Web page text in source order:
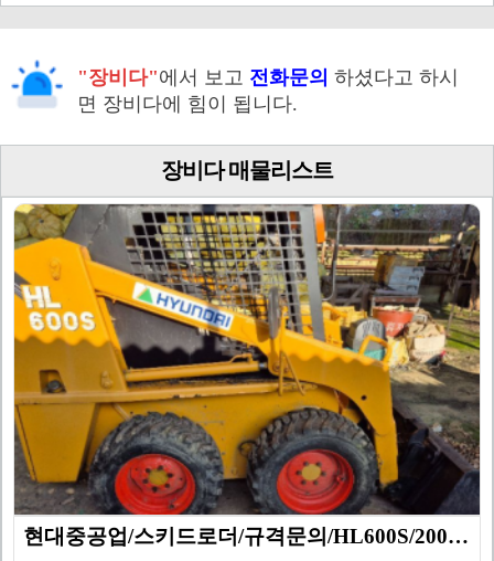
"장비다"에서 보고 전화문의 하셨다고 하시
면 장비다에 힘이 됩니다.
장비다 매물리스트
현대중공업/스키드로더/규격문의/HL600S/2000년식…